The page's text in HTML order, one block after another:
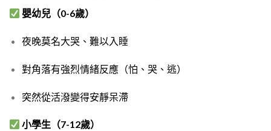
嬰幼兒（0-6歲）
夜晚莫名大哭、難以入睡
對角落有強烈情緒反應（怕、哭、逃）
突然從活潑變得安靜呆滯
小學生（7-12歲）